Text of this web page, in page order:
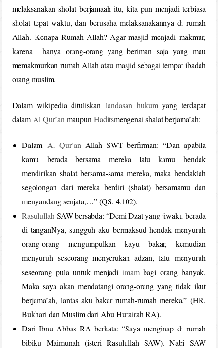
melaksanakan sholat berjamaah itu, kita pun menjadi terbiasa
sholat tepat waktu, dan berusaha melaksanakannya di rumah
Allah. Kenapa Rumah Allah? Agar masjid menjadi makmur,
karena hanya orang-orang yang beriman saja yang mau
memakmurkan rumah Allah atau masjid sebagai tempat ibadah
orang muslim.
Dalam wikipedia dituliskan landasan hukumyang terdapat
dalam Al Qur’an maupunHaditsmengenai shalat berjama’ah:
Dalam Al Qur’an Allah SWT berfirman: “Dan apabila
kamu berada bersama mereka lalu kamu hendak
mendirikan shalat bersama-sama mereka, maka hendaklah
segolongan dari mereka berdiri (shalat) bersamamu dan
menyandang senjata,…” (QS. 4:102).
Rasulullah SAW bersabda: “Demi Dzat yang jiwaku berada
di tanganNya, sungguh aku bermaksud hendak menyuruh
orang-orang mengumpulkan kayu bakar, kemudian
menyuruh seseorang menyerukan adzan, lalu menyuruh
seseorang pula untuk menjadi imambagi orang banyak.
Maka saya akan mendatangi orang-orang yang tidak ikut
berjama’ah, lantas aku bakar rumah-rumah mereka.” (HR.
Bukhari dan Muslim dari Abu Hurairah RA).
Dari Ibnu Abbas RA berkata: “Saya menginap di rumah
bibiku Maimunah (isteri Rasulullah SAW). Nabi SAW